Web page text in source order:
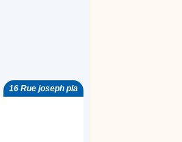
16 Rue joseph pla